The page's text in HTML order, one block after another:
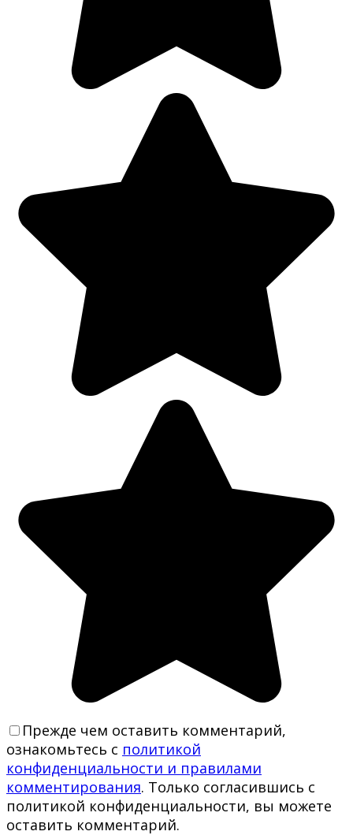
Прежде чем оставить комментарий,
ознакомьтесь с политикой
конфиденциальности и правилами
комментирования. Только согласившись с
политикой конфиденциальности, вы можете
оставить комментарий.